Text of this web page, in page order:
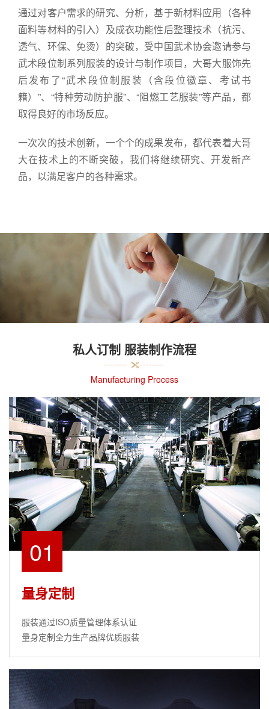
通过对客户需求的研究、分析，基于新材料应用（各种
面料等材料的引入）及成衣功能性后整理技术（抗污、
透气、环保、免烫）的突破，受中国武术协会邀请参与
武术段位制系列服装的设计与制作项目，大哥大服饰先
后发布了“武术段位制服装（含段位徽章、考试书
籍）”、“特种劳动防护服”、“阻燃工艺服装”等产品，都
取得良好的市场反应。
一次次的技术创新，一个个的成果发布，都代表着大哥
大在技术上的不断突破，我们将继续研究、开发新产
品，以满足客户的各种需求。
私人订制 服装制作流程
Manufacturing Process
01
量身定制
服装通过ISO质量管理体系认证
量身定制全力生产品牌优质服装